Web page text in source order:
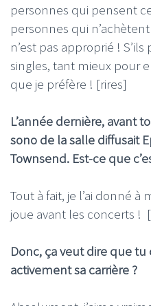
personnes qui pensent
personnes qui
n’est pas approprié !
singles, tant mieux pour
que je préfère ! [rires]
L’année dernière, avant
sono de la salle diffusait
Townsend. Est-ce que
Tout à fait, je l’ai donné à
joue avant les concerts !
Donc, ça veut dire que
activement sa carrière ?